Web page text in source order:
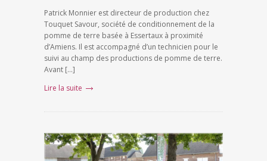
Patrick Monnier est directeur de production chez
Touquet Savour, société de conditionnement de la
pomme de terre basée à Essertaux à proximité
d’Amiens. Il est accompagné d’un technicien pour le
suivi au champ des productions de pomme de terre.
Avant […]
Lire la suite